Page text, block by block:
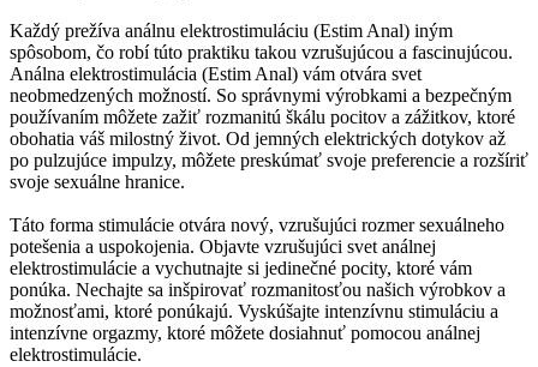
Každý prežíva análnu elektrostimuláciu (Estim Anal) iným
spôsobom, čo robí túto praktiku takou vzrušujúcou a fascinujúcou.
Análna elektrostimulácia (Estim Anal) vám otvára svet
neobmedzených možností. So správnymi výrobkami a bezpečným
používaním môžete zažiť rozmanitú škálu pocitov a zážitkov, ktoré
obohatia váš milostný život. Od jemných elektrických dotykov až
po pulzujúce impulzy, môžete preskúmať svoje preferencie a rozšíriť
svoje sexuálne hranice.
Táto forma stimulácie otvára nový, vzrušujúci rozmer sexuálneho
potešenia a uspokojenia. Objavte vzrušujúci svet análnej
elektrostimulácie a vychutnajte si jedinečné pocity, ktoré vám
ponúka. Nechajte sa inšpirovať rozmanitosťou našich výrobkov a
možnosťami, ktoré ponúkajú. Vyskúšajte intenzívnu stimuláciu a
intenzívne orgazmy, ktoré môžete dosiahnuť pomocou análnej
elektrostimulácie.